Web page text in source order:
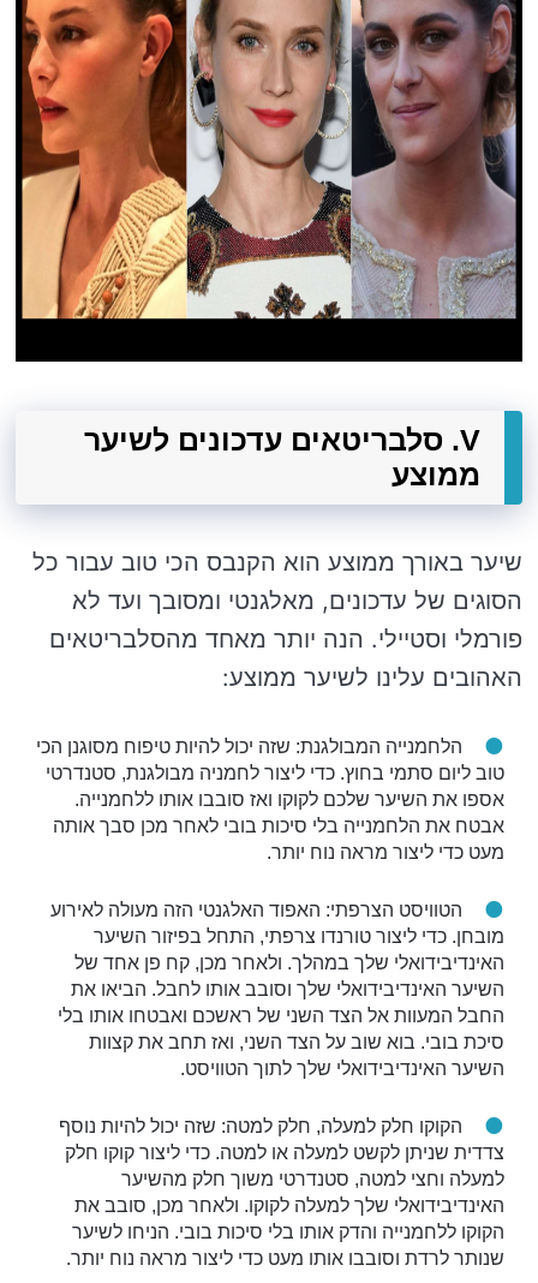
V. סלבריטאים עדכונים לשיער
ממוצע
שיער באורך ממוצע הוא הקנבס הכי טוב עבור כל
הסוגים של עדכונים, מאלגנטי ומסובך ועד לא
פורמלי וסטיילי. הנה יותר מאחד מהסלבריטאים
האהובים עלינו לשיער ממוצע:
הלחמנייה המבולגנת: שזה יכול להיות טיפוח מסוגנן הכי
טוב ליום סתמי בחוץ. כדי ליצור לחמניה מבולגנת, סטנדרטי
אספו את השיער שלכם לקוקו ואז סובבו אותו ללחמנייה.
אבטח את הלחמנייה בלי סיכות בובי לאחר מכן סבך אותה
מעט כדי ליצור מראה נוח יותר.
הטוויסט הצרפתי: האפוד האלגנטי הזה מעולה לאירוע
מובחן. כדי ליצור טורנדו צרפתי, התחל בפיזור השיער
האינדיבידואלי שלך במהלך. ולאחר מכן, קח פן אחד של
השיער האינדיבידואלי שלך וסובב אותו לחבל. הביאו את
החבל המעוות אל הצד השני של ראשכם ואבטחו אותו בלי
סיכת בובי. בוא שוב על הצד השני, ואז תחב את קצוות
השיער האינדיבידואלי שלך לתוך הטוויסט.
הקוקו חלק למעלה, חלק למטה: שזה יכול להיות נוסף
צדדית שניתן לקשט למעלה או למטה. כדי ליצור קוקו חלק
למעלה וחצי למטה, סטנדרטי משוך חלק מהשיער
האינדיבידואלי שלך למעלה לקוקו. ולאחר מכן, סובב את
הקוקו ללחמנייה והדק אותו בלי סיכות בובי. הניחו לשיער
שנותר לרדת וסובבו אותו מעט כדי ליצור מראה נוח יותר.